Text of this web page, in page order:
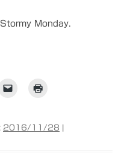
Monday.
2016/11/28